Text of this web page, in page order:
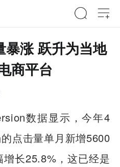
涨 跃升为当地
商平台
数据显示，今年4
点击量单月新增5600
长25.8%，这已经是